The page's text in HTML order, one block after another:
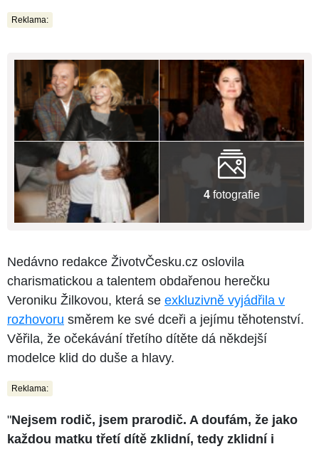
Reklama:
4 fotografie
Nedávno redakce ŽivotvČesku.cz oslovila
charismatickou a talentem obdařenou herečku
Veroniku Žilkovou, která se exkluzivně vyjádřila v
rozhovoru směrem ke své dceři a jejímu těhotenství.
Věřila, že očekávání třetího dítěte dá někdejší
modelce klid do duše a hlavy.
Reklama:
"Nejsem rodič, jsem prarodič. A doufám, že jako
každou matku třetí dítě zklidní, tedy zklidní i